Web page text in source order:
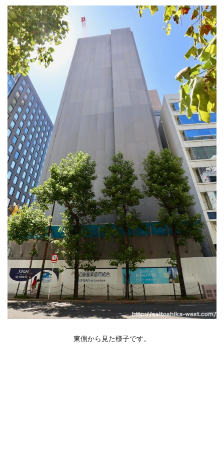
東側から見た様子です。